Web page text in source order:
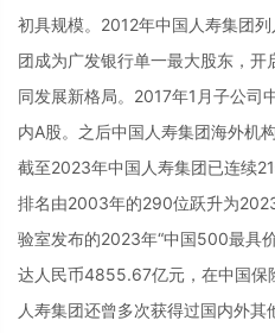
初具规模。2012年中国人寿集团
团成为广发银行单一最大股东，
同发展新格局。2017年1月子公司
内A股。之后中国人寿集团海外机
截至2023年中国人寿集团已连续
排名由2003年的290位跃升为
验室发布的2023年“中国500最具
达人民币4855.67亿元，在中国保
人寿集团还曾多次获得过国内外